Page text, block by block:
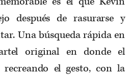
después de rasurarse y
Una búsqueda rápida en
original en donde el
recreando el gesto, con la